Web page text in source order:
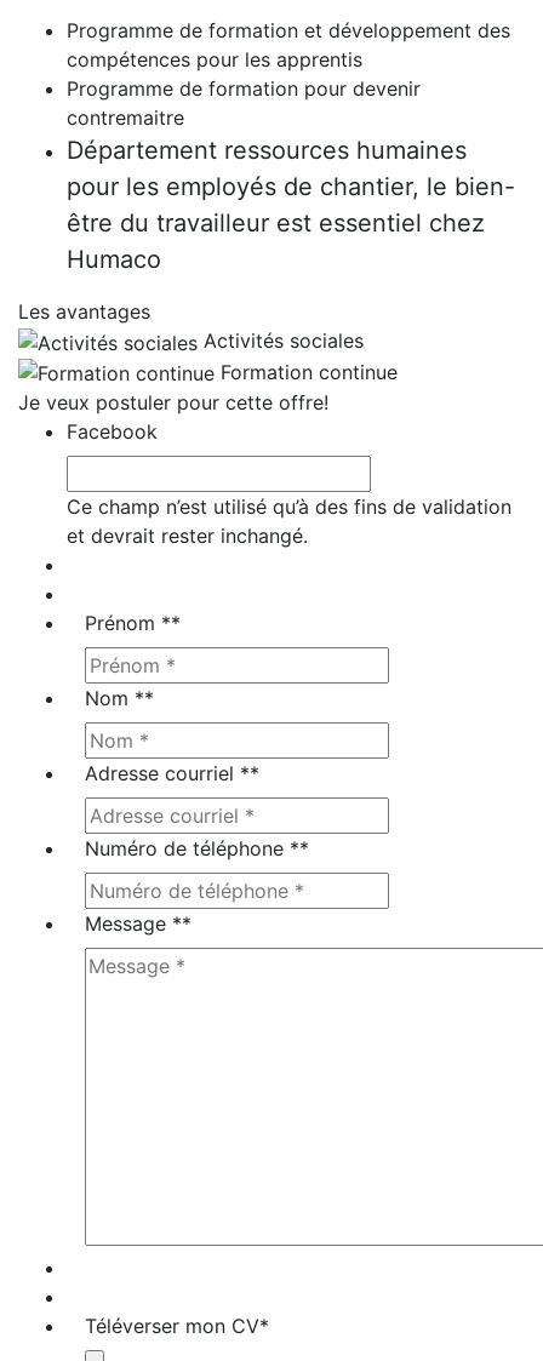
Programme de formation et développement des
compétences pour les apprentis
Programme de formation pour devenir
contremaitre
Département ressources humaines
pour les employés de chantier, le bien-
être du travailleur est essentiel chez
Humaco
Les avantages
Activités sociales
Formation continue
Je veux postuler pour cette offre!
Facebook
Ce champ n’est utilisé qu’à des fins de validation
et devrait rester inchangé.
Prénom **
Nom **
Adresse courriel **
Numéro de téléphone **
Message **
Téléverser mon CV*